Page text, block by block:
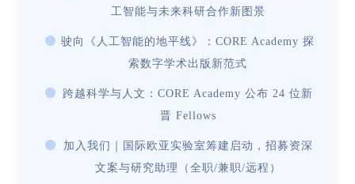
工智能与未来科研合作新图景
驶向《人工智能的地平线》：CORE Academy 探
索数字学术出版新范式
跨越科学与人文：CORE Academy 公布 24 位新
晋 Fellows
加入我们｜国际欧亚实验室筹建启动，招募资深
文案与研究助理（全职/兼职/远程）